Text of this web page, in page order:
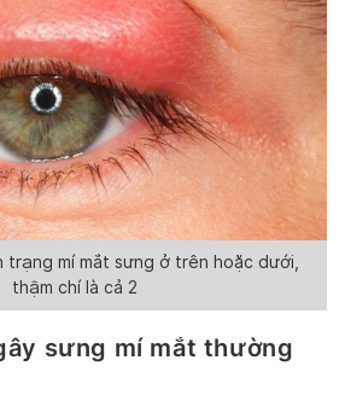
trạng mí mắt sưng ở trên hoặc dưới,
thậm chí là cả 2
sưng mí mắt thường